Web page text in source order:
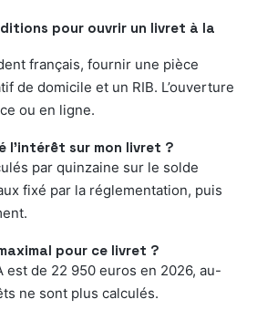
pour ouvrir un livret à la
français, fournir une pièce
de domicile et un RIB. L’ouverture
ou en ligne.
l’intérêt sur mon livret ?
par quinzaine sur le solde
fixé par la réglementation, puis
pour ce livret ?
est de 22 950 euros en 2026, au-
ne sont plus calculés.